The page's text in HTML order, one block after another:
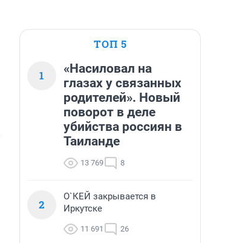
ТОП 5
1
«Насиловал на
глазах у связанных
родителей». Новый
поворот в деле
убийства россиян в
Таиланде
13 769 8
2
О`КЕЙ закрывается в
Иркутске
11 691 26